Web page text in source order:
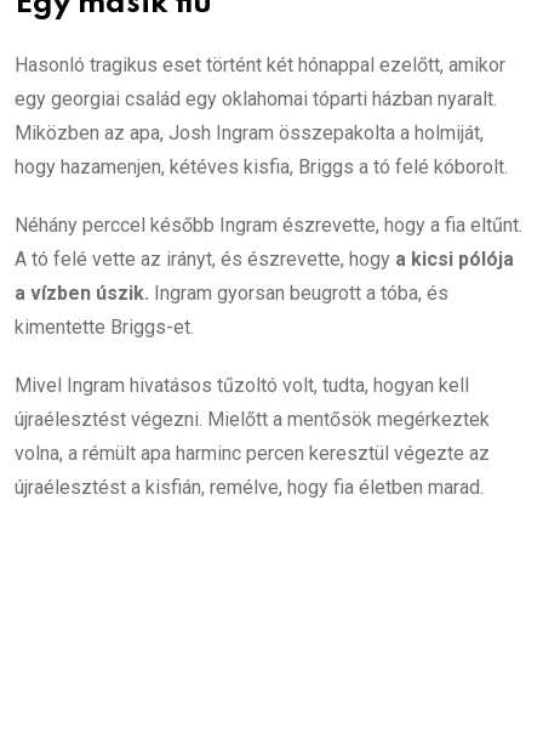
Hasonló tragikus eset történt két hónappal ezelőtt, amikor
egy georgiai család egy oklahomai tóparti házban nyaralt.
Miközben az apa, Josh Ingram összepakolta a holmiját,
hogy hazamenjen, kétéves kisfia, Briggs a tó felé kóborolt.
Néhány perccel később Ingram észrevette, hogy a fia eltűnt.
A tó felé vette az irányt, és észrevette, hogy a kicsi pólója
a vízben úszik. Ingram gyorsan beugrott a tóba, és
kimentette Briggs-et.
Mivel Ingram hivatásos tűzoltó volt, tudta, hogyan kell
újraélesztést végezni. Mielőtt a mentősök megérkeztek
volna, a rémült apa harminc percen keresztül végezte az
újraélesztést a kisfián, remélve, hogy fia életben marad.